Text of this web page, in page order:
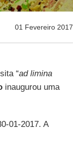
01 Fevereiro 2017
“ad limina
inaugurou uma
01-2017. A